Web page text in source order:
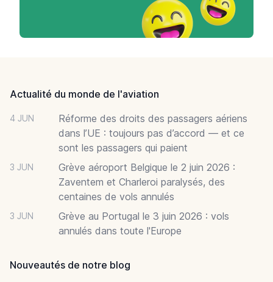
Actualité du monde de l'aviation
4 JUN
Réforme des droits des passagers aériens
dans l’UE : toujours pas d’accord — et ce
sont les passagers qui paient
3 JUN
Grève aéroport Belgique le 2 juin 2026 :
Zaventem et Charleroi paralysés, des
centaines de vols annulés
3 JUN
Grève au Portugal le 3 juin 2026 : vols
annulés dans toute l'Europe
Nouveautés de notre blog